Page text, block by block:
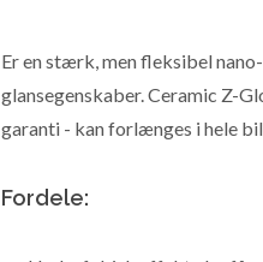
Er en stærk, men fleksibel
glansegenskaber. Ceramic Z-
garanti - kan forlænges i hele
Fordele: